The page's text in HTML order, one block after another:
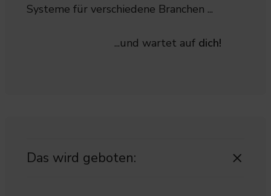
Systeme für verschiedene Branchen ...
...und wartet auf dich!
Das wird geboten: